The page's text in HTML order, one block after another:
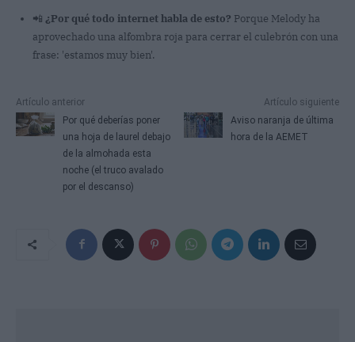
📲 ¿Por qué todo internet habla de esto? Porque Melody ha
aprovechado una alfombra roja para cerrar el culebrón con una
frase: 'estamos muy bien'.
Artículo anterior
Por qué deberías poner
una hoja de laurel debajo
de la almohada esta
noche (el truco avalado
por el descanso)
Artículo siguiente
Aviso naranja de última
hora de la AEMET